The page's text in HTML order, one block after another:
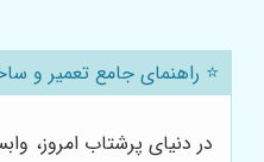
⭐️ راهنمای جامع تعمیر و
در دنیای پرشتاب امروز،